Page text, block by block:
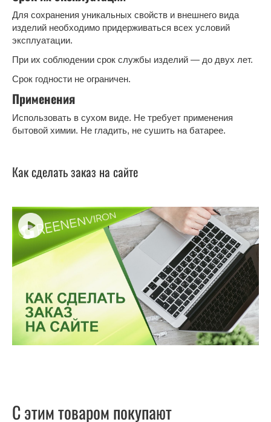
Для сохранения уникальных свойств и внешнего вида
изделий необходимо придерживаться всех условий
эксплуатации.
При их соблюдении срок службы изделий — до двух лет.
Срок годности не ограничен.
Применения
Использовать в сухом виде. Не требует применения
бытовой химии. Не гладить, не сушить на батарее.
Как сделать заказ на сайте
С этим товаром покупают